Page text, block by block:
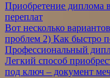
Приобретение диплома
переплат
Вот несколько
проблем 2) Как быстро
Профессиональный
Легкий способ
под ключ – документ